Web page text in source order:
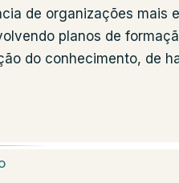
de organizações mais
planos de
do conhecimento, de